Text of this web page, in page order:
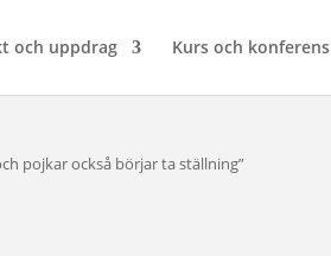
och uppdrag Kurs och konferens
pojkar också börjar ta ställning”